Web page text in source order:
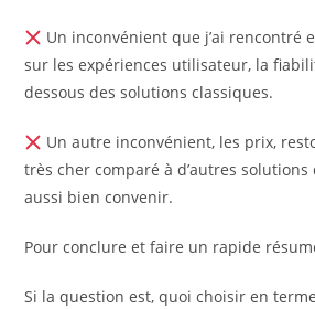
Un inconvénient que j’ai rencontré
sur les expériences utilisateur, la
dessous des solutions classiques.
Un autre inconvénient, les prix,
très cher comparé à d’autres
aussi bien convenir.
Pour conclure et faire un rapide
Si la question est, quoi choisir en